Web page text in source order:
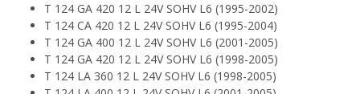
T 124 GA 420 12 L 24V SOHV L6 (1995-2002)
T 124 CA 420 12 L 24V SOHV L6 (1995-2004)
T 124 GA 400 12 L 24V SOHV L6 (2001-2005)
T 124 GA 420 12 L 24V SOHV L6 (1998-2005)
T 124 LA 360 12 L 24V SOHV L6 (1998-2005)